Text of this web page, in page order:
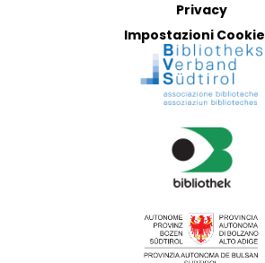
Privacy
Impostazioni Cookie